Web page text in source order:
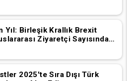
Yıl: Birleşik Krallık Brexit
Ziyaretçi Sayısında
2025'te Sıra Dışı Türk